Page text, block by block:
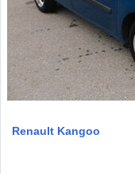
Renault Kangoo